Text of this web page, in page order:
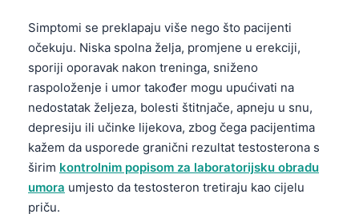
Simptomi se preklapaju više nego što pacijenti
očekuju. Niska spolna želja, promjene u erekciji,
sporiji oporavak nakon treninga, sniženo
raspoloženje i umor također mogu upućivati na
nedostatak željeza, bolesti štitnjače, apneju u snu,
depresiju ili učinke lijekova, zbog čega pacijentima
kažem da usporede granični rezultat testosterona s
širim kontrolnim popisom za laboratorijsku obradu
umora umjesto da testosteron tretiraju kao cijelu
priču.